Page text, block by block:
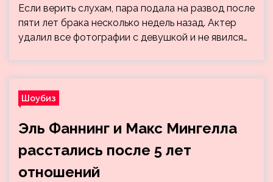
Если верить слухам, пара подала на развод после
пяти лет брака несколько недель назад. Актер
удалил все фотографии с девушкой и не явился…
Шоубиз
Эль Фаннинг и Макс Мингелла
расстались после 5 лет
отношений